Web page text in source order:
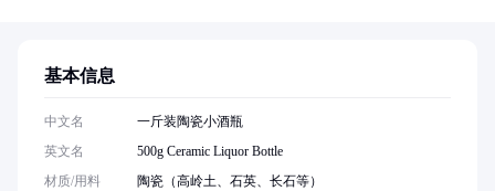
基本信息
中文名
一斤装陶瓷小酒瓶
英文名
500g Ceramic Liquor Bottle
材质/用料
陶瓷（高岭土、石英、长石等）